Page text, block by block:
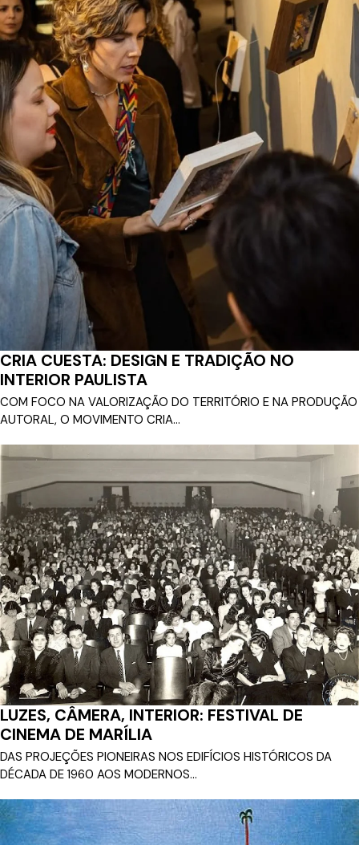
CRIA CUESTA: DESIGN E TRADIÇÃO NO
INTERIOR PAULISTA
COM FOCO NA VALORIZAÇÃO DO TERRITÓRIO E NA PRODUÇÃO
AUTORAL, O MOVIMENTO CRIA...
LUZES, CÂMERA, INTERIOR: FESTIVAL DE
CINEMA DE MARÍLIA
DAS PROJEÇÕES PIONEIRAS NOS EDIFÍCIOS HISTÓRICOS DA
DÉCADA DE 1960 AOS MODERNOS...